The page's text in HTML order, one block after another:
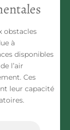
obstacles
à
disponibles
l’air
Ces
leur capacité